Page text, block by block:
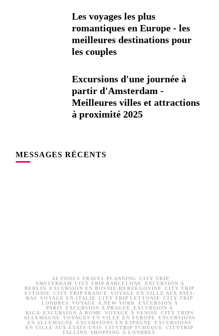
Les voyages les plus
romantiques en Europe - les
meilleures destinations pour
les couples
Excursions d'une journée à
partir d'Amsterdam -
Meilleures villes et attractions
à proximité 2025
MESSAGES RÉCENTS
AI TOOLS TRAVEL PLANNING
CITY TRIP
AMSTERDAM
CITY TRIP BARCELONE
EXCURSION À
BERLIN
EXCURSION EN BOSNIE-HERZÉGOVINE
CITY TRIP
ESTONIE
CITY TRIP FRANCE
VOYAGE EN VILLE AUX PAYS-
BAS
VOYAGE EN ITALIE CITY TRIP LETTONIE
CITY TRIP
LONDRES
VOYAGE À NEW YORK
EXCURSION À
PARIS
EXCURSION À PRAGUE
EXCURSION À
RIGA
EXCURSION À ROME VOYAGE À VENISE
CITY TRIPS
ALLEMAGNE
VOYAGES EN VILLE EN EUROPE
EXCURSIONS
EN ALLEMAGNE
EXCURSIONS EN ESPAGNE
EXCURSIONS
EN VILLE AUX ÉTATS-UNIS
CITYTRIP TCHÈQUE
CITYTRIP
TALLINN
SHOPPING À LONDRES